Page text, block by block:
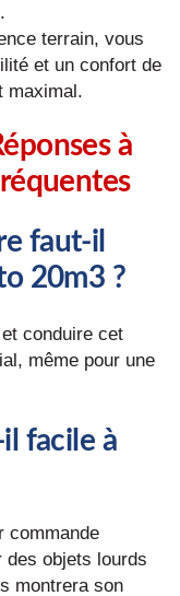
terrain, vous
et un confort de
maximal.
à
faut-il
20m3 ?
conduire cet
même pour une
facile à
commande
des objets lourds
montrera son